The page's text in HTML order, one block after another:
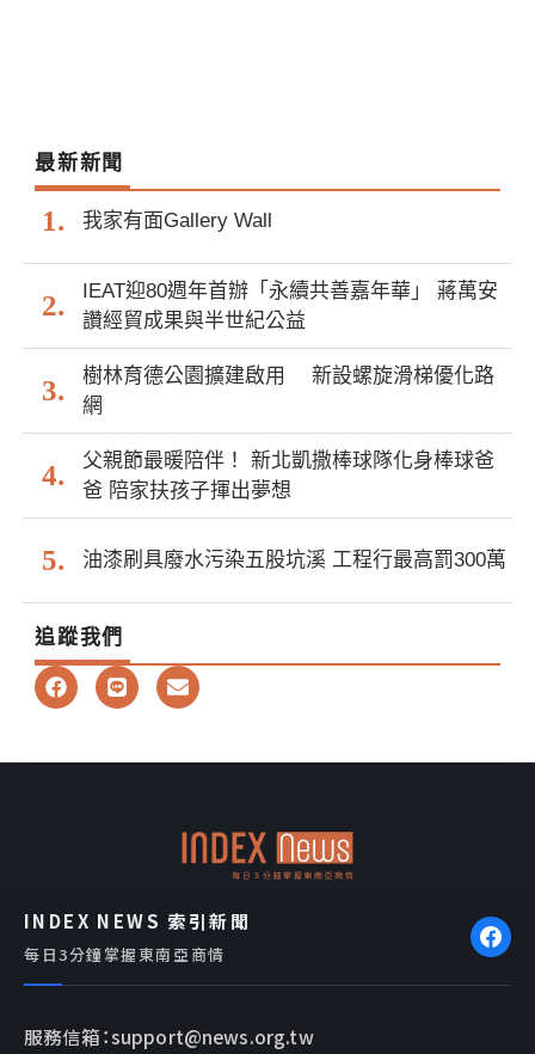
最新新聞
我家有面Gallery Wall
IEAT迎80週年首辦「永續共善嘉年華」 蔣萬安
讚經貿成果與半世紀公益
樹林育德公園擴建啟用 新設螺旋滑梯優化路
網
父親節最暖陪伴！ 新北凱撒棒球隊化身棒球爸
爸 陪家扶孩子揮出夢想
油漆刷具廢水污染五股坑溪 工程行最高罰300萬
追蹤我們
F
a
b
L
i
E
n
l
INDEX NEWS 索引新聞
每日3分鐘掌握東南亞商情
服務信箱：support@news.org.tw